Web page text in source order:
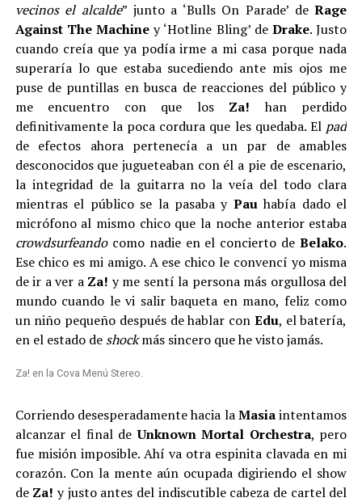
vecinos el alcalde” junto a ‘Bulls On Parade’ deRage
Against The Machine y ‘Hotline Bling’ deDrake. Justo
cuando creía que ya podía irme a mi casa porque nada
superaría lo que estaba sucediendo ante mis ojos me
puse de puntillas en busca de reacciones del público y
me encuentro con que los Za! han perdido
definitivamente la poca cordura que les quedaba. El pad
de efectos ahora pertenecía a un par de amables
desconocidos que jugueteaban con él a pie de escenario,
la integridad de la guitarra no la veía del todo clara
mientras el público se la pasaba y Pauhabía dado el
micrófono al mismo chico que la noche anterior estaba
crowdsurfeandocomo nadie en el concierto deBelako.
Ese chico es mi amigo. A ese chico le convencí yo misma
de ir a ver a Za! y me sentí la persona más orgullosa del
mundo cuando le vi salir baqueta en mano, feliz como
un niño pequeño después de hablar con Edu, el batería,
en el estado de shockmás sincero que he visto jamás.
Za! en la Cova Menú Stereo.
Corriendo desesperadamente hacia laMasiaintentamos
alcanzar el final deUnknown Mortal Orchestra, pero
fue misión imposible. Ahí va otra espinita clavada en mi
corazón. Con la mente aún ocupada digiriendo el show
de Za! y justo antes del indiscutible cabeza de cartel del